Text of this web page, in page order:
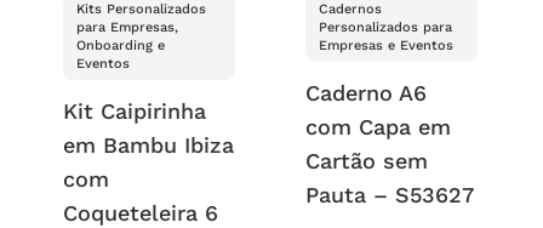
Kits Personalizados
para Empresas,
Onboarding e
Eventos
Kit Caipirinha
em Bambu Ibiza
com
Coqueteleira 6
Cadernos
Personalizados para
Empresas e Eventos
Caderno A6
com Capa em
Cartão sem
Pauta – S53627